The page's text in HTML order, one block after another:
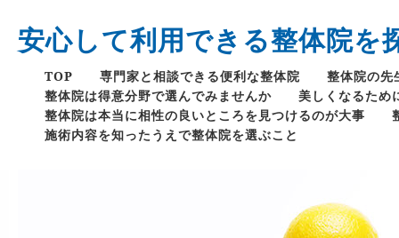
安心して利用できる整体院を
TOP 専門家と相談できる便利な整体院
整体院の先
整体院は得意分野で選んでみませんか
美しくなるため
整体院は本当に相性の良いところを見つけるのが大事
施術内容を知ったうえで整体院を選ぶこと